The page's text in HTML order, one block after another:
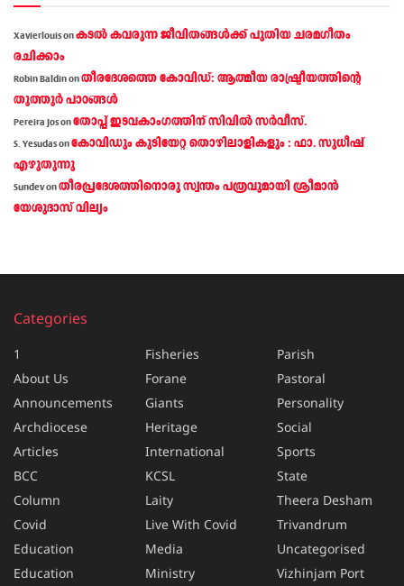
Xavierlouisonകടല്‍ കവരുന്ന ജീവിതങ്ങള്‍ക്ക് പുതിയ ചരമഗീതം
രചിക്കാം
Robin Baldinonതീരദേശത്തെ കോവിഡ്: ആത്മീയ രാഷ്ട്രീയത്തിന്റെ
തൂത്തൂര്‍ പാഠങ്ങൾ
Pereira Josonതോപ്പ് ഇടവകാംഗത്തിന് സിവിൽ സർവീസ്.
S. Yesudasonകോവിഡും കുടിയേറ്റ തൊഴിലാളികളും : ഫാ. സുധീഷ്
എഴുതുന്നു
Sundevonതീരപ്രദേശത്തിനൊരു സ്വന്തം പത്രവുമായി ശ്രീമാന്‍
യേശുദാസ് വില്യം
Categories
1
About Us
Announcements
Archdiocese
Articles
BCC
Column
Covid
Education
Education
Fisheries
Forane
Giants
Heritage
International
KCSL
Laity
Live With Covid
Media
Ministry
Parish
Pastoral
Personality
Social
Sports
State
Theera Desham
Trivandrum
Uncategorised
Vizhinjam Port